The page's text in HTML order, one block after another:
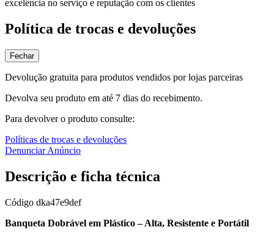
excelência no serviço e reputação com os clientes
Política de trocas e devoluções
Fechar
Devolução gratuita para produtos vendidos por lojas parceiras
Devolva seu produto em até 7 dias do recebimento.
Para devolver o produto consulte:
Políticas de trocas e devoluções
Denunciar Anúncio
Descrição e ficha técnica
Código dka47e9def
Banqueta Dobrável em Plástico – Alta, Resistente e Portátil